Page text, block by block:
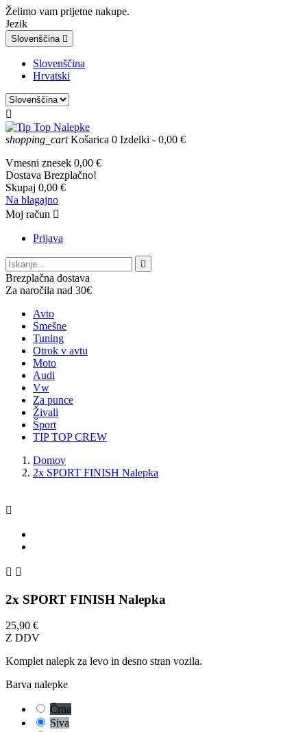
Želimo vam prijetne nakupe.
Jezik
Slovenščina 
Slovenščina
Hrvatski

shopping_cart Košarica 0 Izdelki - 0,00 €
Vmesni znesek 0,00 €
Dostava Brezplačno!
Skupaj 0,00 €
Na blagajno
Moj račun 
Prijava

Brezplačna dostava
Za naročila nad 30€
Avto
Smešne
Tuning
Otrok v avtu
Moto
Audi
Vw
Za punce
Živali
Šport
TIP TOP CREW
Domov
2x SPORT FINISH Nalepka

 
2x SPORT FINISH Nalepka
25,90 €
Z DDV
Komplet nalepk za levo in desno stran vozila.
Barva nalepke
Črna
Siva